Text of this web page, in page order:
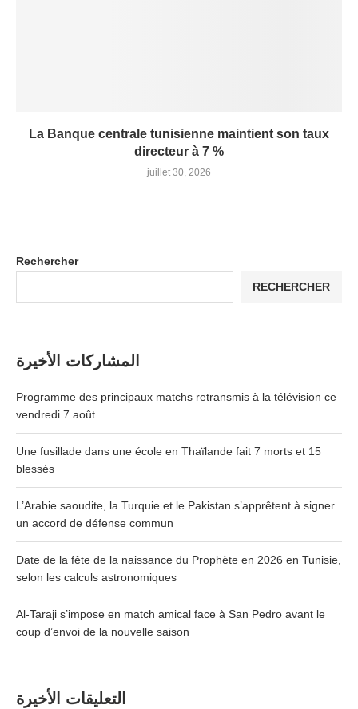
La Banque centrale tunisienne maintient son taux
directeur à 7 %
juillet 30, 2026
Rechercher
RECHERCHER
المشاركات الأخيرة
Programme des principaux matchs retransmis à la télévision ce
vendredi 7 août
Une fusillade dans une école en Thaïlande fait 7 morts et 15
blessés
L’Arabie saoudite, la Turquie et le Pakistan s’apprêtent à signer
un accord de défense commun
Date de la fête de la naissance du Prophète en 2026 en Tunisie,
selon les calculs astronomiques
Al-Taraji s’impose en match amical face à San Pedro avant le
coup d’envoi de la nouvelle saison
التعليقات الأخيرة